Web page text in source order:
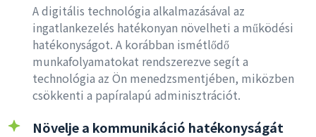
A digitális technológia alkalmazásával az
ingatlankezelés hatékonyan növelheti a működési
hatékonyságot. A korábban ismétlődő
munkafolyamatokat rendszerezve segít a
technológia az Ön menedzsmentjében, miközben
csökkenti a papíralapú adminisztrációt.
Növelje a kommunikáció hatékonyságát